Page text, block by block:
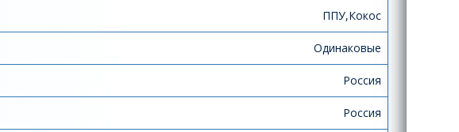
ППУ,Кокос
Одинаковые
Россия
Россия